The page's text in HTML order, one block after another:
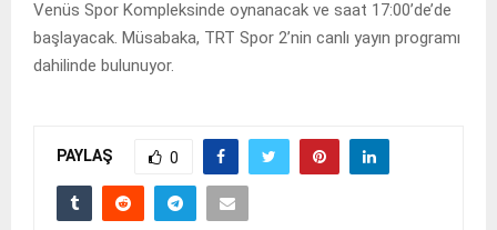
Venüs Spor Kompleksinde oynanacak ve saat 17:00’de’de
başlayacak. Müsabaka, TRT Spor 2’nin canlı yayın programı
dahilinde bulunuyor.
PAYLAŞ 0